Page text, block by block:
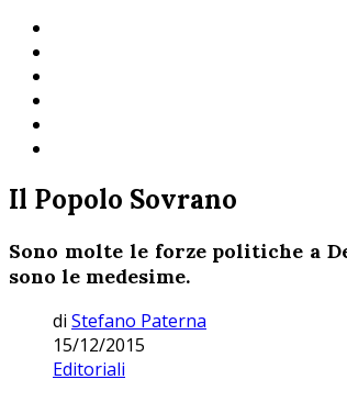
Il Popolo Sovrano
Sono molte le forze politiche a
sono le medesime.
di Stefano Paterna
15/12/2015
Editoriali